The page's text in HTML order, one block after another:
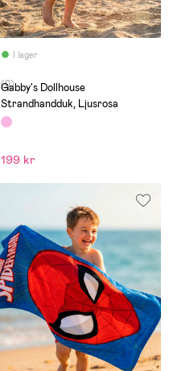
I lager
(0)
Gabby's Dollhouse
Strandhandduk, Ljusrosa
199 kr